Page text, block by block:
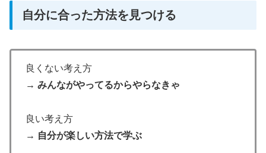
自分に合った方法を見つける
良くない考え方
→ みんながやってるからやらなきゃ
良い考え方
→ 自分が楽しい方法で学ぶ